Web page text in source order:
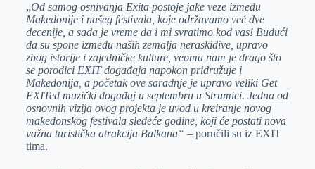
„Od samog osnivanja Exita postoje jake veze između
Makedonije i našeg festivala, koje održavamo već dve
decenije, a sada je vreme da i mi svratimo kod vas! Budući
da su spone između naših zemalja neraskidive, upravo
zbog istorije i zajedničke kulture, veoma nam je drago što
se porodici EXIT događaja napokon pridružuje i
Makedonija, a početak ove saradnje je upravo veliki Get
EXITed muzički događaj u septembru u Strumici. Jedna od
osnovnih vizija ovog projekta je uvod u kreiranje novog
makedonskog festivala sledeće godine, koji će postati nova
važna turistička atrakcija Balkana“ – poručili su iz EXIT
tima.